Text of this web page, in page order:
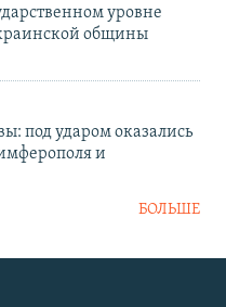
уровне
общины
под ударом оказались
и
БОЛЬШЕ